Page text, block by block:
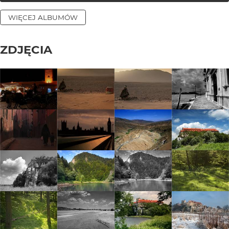
WIĘCEJ ALBUMÓW
ZDJĘCIA